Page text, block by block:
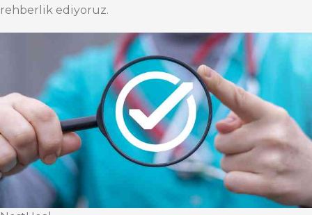
rehberlik ediyoruz.